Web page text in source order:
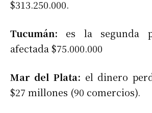
$313.250.000.
Tucumán: es la segunda
afectada $75.000.000
Mar del Plata: el dinero
$27 millones (90 comercios).